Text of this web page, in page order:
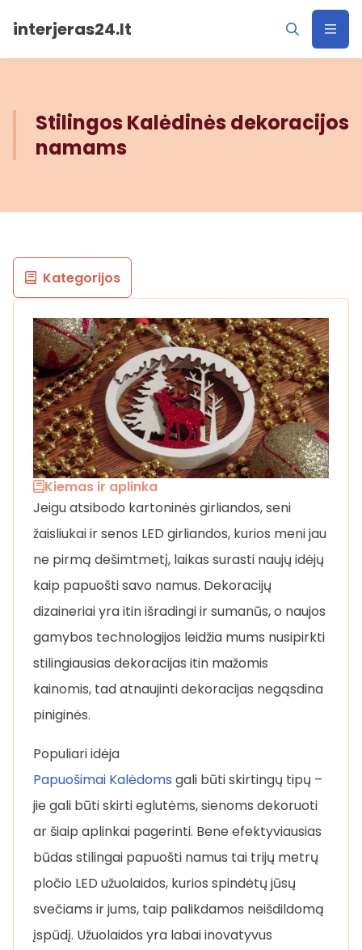
interjeras24.lt
Stilingos Kalėdinės dekoracijos
namams
Kiemas ir aplinka
Jeigu atsibodo kartoninės girliandos, seni
žaisliukai ir senos LED girliandos, kurios meni jau
ne pirmą dešimtmetį, laikas surasti naujų idėjų
kaip papuošti savo namus. Dekoracijų
dizaineriai yra itin išradingi ir sumanūs, o naujos
gamybos technologijos leidžia mums nusipirkti
stilingiausias dekoracijas itin mažomis
kainomis, tad atnaujinti dekoracijas negąsdina
piniginės.
Populiari idėja
Papuošimai Kalėdoms gali būti skirtingų tipų –
jie gali būti skirti eglutėms, sienoms dekoruoti
ar šiaip aplinkai pagerinti. Bene efektyviausias
būdas stilingai papuošti namus tai trijų metrų
pločio LED užuolaidos, kurios spindėtų jūsų
svečiams ir jums, taip palikdamos neišdildomą
įspūdį. Užuolaidos yra labai inovatyvus
Kategorijos